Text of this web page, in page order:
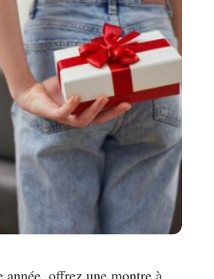
année, offrez une montre à